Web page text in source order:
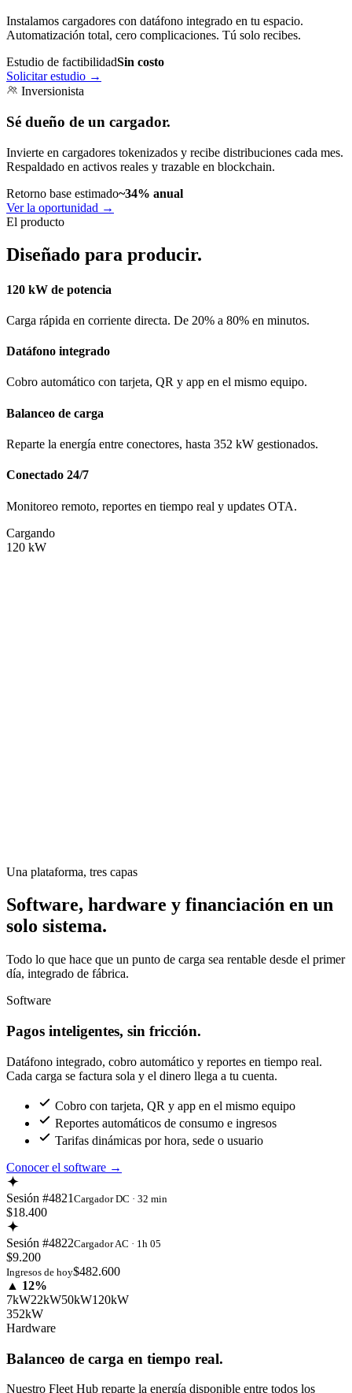
Instalamos cargadores con datáfono integrado en tu espacio.
Automatización total, cero complicaciones. Tú solo recibes.
Estudio de factibilidadSin costo
Solicitar estudio →
Inversionista
Sé dueño de un cargador.
Invierte en cargadores tokenizados y recibe distribuciones cada mes.
Respaldado en activos reales y trazable en blockchain.
Retorno base estimado~34% anual
Ver la oportunidad →
El producto
Diseñado para producir.
120 kW de potencia
Carga rápida en corriente directa. De 20% a 80% en minutos.
Datáfono integrado
Cobro automático con tarjeta, QR y app en el mismo equipo.
Balanceo de carga
Reparte la energía entre conectores, hasta 352 kW gestionados.
Conectado 24/7
Monitoreo remoto, reportes en tiempo real y updates OTA.
Cargando
120 kW
Una plataforma, tres capas
Software, hardware y financiación en un
solo sistema.
Todo lo que hace que un punto de carga sea rentable desde el primer
día, integrado de fábrica.
Software
Pagos inteligentes, sin fricción.
Datáfono integrado, cobro automático y reportes en tiempo real.
Cada carga se factura sola y el dinero llega a tu cuenta.
Cobro con tarjeta, QR y app en el mismo equipo
Reportes automáticos de consumo e ingresos
Tarifas dinámicas por hora, sede o usuario
Conocer el software →
Sesión #4821 Cargador DC · 32 min
$18.400
Sesión #4822Cargador AC · 1h 05
$9.200
Ingresos de hoy$482.600
▲ 12%
7kW22kW50kW120kW
352kW
Hardware
Balanceo de carga en tiempo real.
Nuestro Fleet Hub reparte la energía disponible entre todos los